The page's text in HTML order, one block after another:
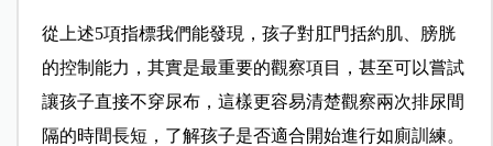
從上述5項指標我們能發現，孩子對肛門括約肌、膀胱
的控制能力，其實是最重要的觀察項目，甚至可以嘗試
讓孩子直接不穿尿布，這樣更容易清楚觀察兩次排尿間
隔的時間長短，了解孩子是否適合開始進行如廁訓練。